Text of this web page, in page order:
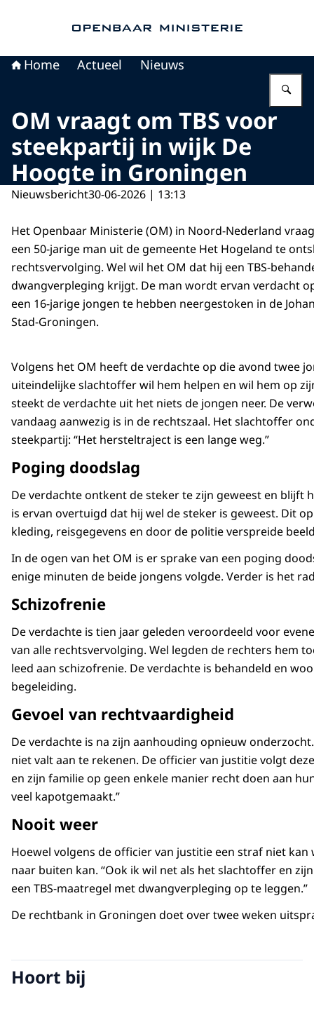
Home Actueel Nieuws
OM vraagt om TBS voor
steekpartij in wijk De
Hoogte in Groningen
Nieuwsbericht30-06-2026 | 13:13
Het Openbaar Ministerie (OM) in Noord-Nederland
een 50-jarige man uit de gemeente Het Hogeland te
rechtsvervolging. Wel wil het OM dat hij een TBS-
dwangverpleging krijgt. De man wordt ervan verdacht
een 16-jarige jongen te hebben neergestoken in de
Stad-Groningen.
Volgens het OM heeft de verdachte op die avond twee
uiteindelijke slachtoffer wil hem helpen en wil hem op
steekt de verdachte uit het niets de jongen neer. De
vandaag aanwezig is in de rechtszaal. Het slachtoffer
steekpartij: “Het hersteltraject is een lange weg.”
Poging doodslag
De verdachte ontkent de steker te zijn geweest en
is ervan overtuigd dat hij wel de steker is geweest. Dit
kleding, reisgegevens en door de politie verspreide
In de ogen van het OM is er sprake van een poging
enige minuten de beide jongens volgde. Verder is het
Schizofrenie
De verdachte is tien jaar geleden veroordeeld voor
van alle rechtsvervolging. Wel legden de rechters hem
leed aan schizofrenie. De verdachte is behandeld en
begeleiding.
Gevoel van rechtvaardigheid
De verdachte is na zijn aanhouding opnieuw
niet valt aan te rekenen. De officier van justitie volgt
en zijn familie op geen enkele manier recht doen aan
veel kapotgemaakt.”
Nooit weer
Hoewel volgens de officier van justitie een straf niet
naar buiten kan. “Ook ik wil net als het slachtoffer en
een TBS-maatregel met dwangverpleging op te leggen.”
De rechtbank in Groningen doet over twee weken
Hoort bij